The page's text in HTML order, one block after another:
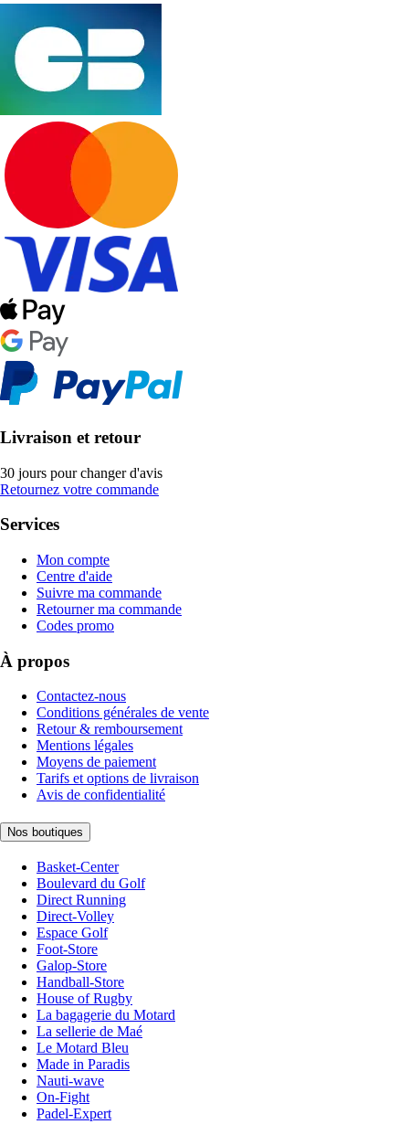
Livraison et retour
30 jours pour changer d'avis
Retournez votre commande
Services
Mon compte
Centre d'aide
Suivre ma commande
Retourner ma commande
Codes promo
À propos
Contactez-nous
Conditions générales de vente
Retour & remboursement
Mentions légales
Moyens de paiement
Tarifs et options de livraison
Avis de confidentialité
Nos boutiques
Basket-Center
Boulevard du Golf
Direct Running
Direct-Volley
Espace Golf
Foot-Store
Galop-Store
Handball-Store
House of Rugby
La bagagerie du Motard
La sellerie de Maé
Le Motard Bleu
Made in Paradis
Nauti-wave
On-Fight
Padel-Expert